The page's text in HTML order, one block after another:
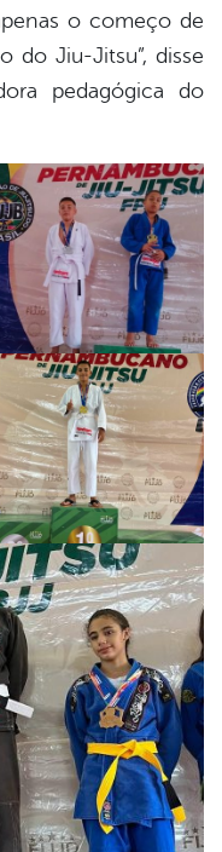
o começo de
do Jiu-Jitsu”, disse
pedagógica do